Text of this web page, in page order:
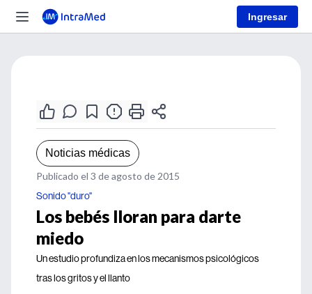
Ingresar
Noticias médicas
Publicado el 3 de agosto de 2015
Sonido "duro"
Los bebés lloran para darte
miedo
Un estudio profundiza en los mecanismos psicológicos
tras los gritos y el llanto